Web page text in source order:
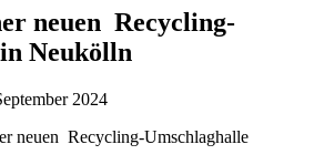
neuen Recycling-
Neukölln
2024